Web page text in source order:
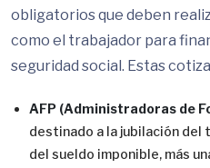
obligatorios que deben
como el trabajador para
seguridad social. Estas
AFP (Administradoras de
destinado a la jubilación del
del sueldo imponible, más